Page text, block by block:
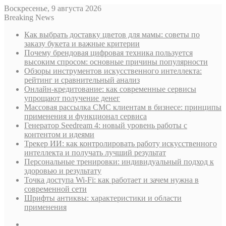
Воскресенье, 9 августа 2026
Breaking News
Как выбрать доставку цветов для мамы: советы по
заказу букета и важные критерии
Почему брендовая цифровая техника пользуется
высоким спросом: основные причины популярности
Обзоры инструментов искусственного интеллекта:
рейтинг и сравнительный анализ
Онлайн-кредитование: как современные сервисы
упрощают получение денег
Массовая рассылка СМС клиентам в бизнесе: принципы
применения и функционал сервиса
Генератор Seedream 4: новый уровень работы с
контентом и идеями
Трекер ИИ: как контролировать работу искусственного
интеллекта и получать лучший результат
Персональные тренировки: индивидуальный подход к
здоровью и результату
Точка доступа Wi-Fi: как работает и зачем нужна в
современной сети
Шрифты антиквы: характеристики и области
применения